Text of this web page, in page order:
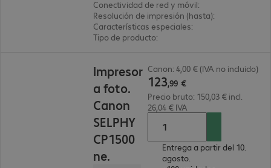
Conectividad de red y móvil:
Resolución de impresión (hasta):
Características especiales:
Tipo de producto:
Impresor
a foto.
Canon
SELPHY
CP1500
ne.
Canon: 4,00 € (IVA no incluido)
123,99 €
Precio bruto: 150,03 € incl.
26,04 € IVA
Entrega a partir del 10.
agosto.